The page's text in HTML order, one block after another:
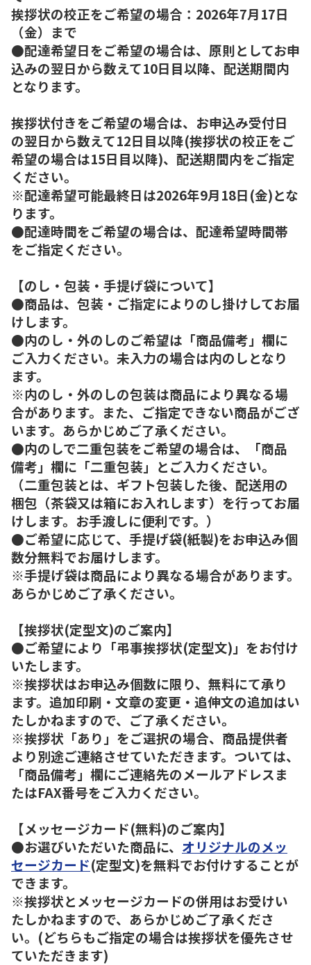
挨拶状の校正をご希望の場合：2026年7月17日
（金）まで
●配達希望日をご希望の場合は、原則としてお申
込みの翌日から数えて10日目以降、配送期間内
となります。
挨拶状付きをご希望の場合は、お申込み受付日
の翌日から数えて12日目以降(挨拶状の校正をご
希望の場合は15日目以降)、配送期間内をご指定
ください。
※配達希望可能最終日は2026年9月18日(金)とな
ります。
●配達時間をご希望の場合は、配達希望時間帯
をご指定ください。
【のし・包装・手提げ袋について】
●商品は、包装・ご指定によりのし掛けしてお届
けします。
●内のし・外のしのご希望は「商品備考」欄に
ご入力ください。未入力の場合は内のしとなり
ます。
※内のし・外のしの包装は商品により異なる場
合があります。また、ご指定できない商品がござ
います。あらかじめご了承ください。
●内のしで二重包装をご希望の場合は、「商品
備考」欄に「二重包装」とご入力ください。
（二重包装とは、ギフト包装した後、配送用の
梱包（茶袋又は箱にお入れします）を行ってお届
けします。お手渡しに便利です。）
●ご希望に応じて、手提げ袋(紙製)をお申込み個
数分無料でお届けします。
※手提げ袋は商品により異なる場合があります。
あらかじめご了承ください。
【挨拶状(定型文)のご案内】
●ご希望により「弔事挨拶状(定型文)」をお付け
いたします。
※挨拶状はお申込み個数に限り、無料にて承り
ます。追加印刷・文章の変更・追伸文の追加はい
たしかねますので、ご了承ください。
※挨拶状「あり」をご選択の場合、商品提供者
より別途ご連絡させていただきます。ついては、
「商品備考」欄にご連絡先のメールアドレスま
たはFAX番号をご入力ください。
【メッセージカード(無料)のご案内】
●お選びいただいた商品に、 オリジナルのメッ
セージカード(定型文)を無料でお付けすることが
できます。
※挨拶状とメッセージカードの併用はお受けい
たしかねますので、あらかじめご了承くださ
い。(どちらもご指定の場合は挨拶状を優先させ
ていただきます)